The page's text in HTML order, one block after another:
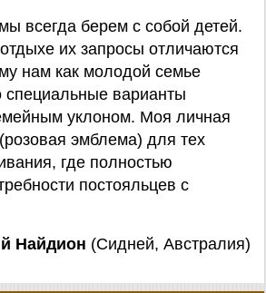
всегда берем с собой детей.
их запросы отличаются
нам как молодой семье
специальные варианты
уклоном. Моя личная
эмблема) для тех
где полностью
постояльцев с
Найдион (Сидней, Австралия)